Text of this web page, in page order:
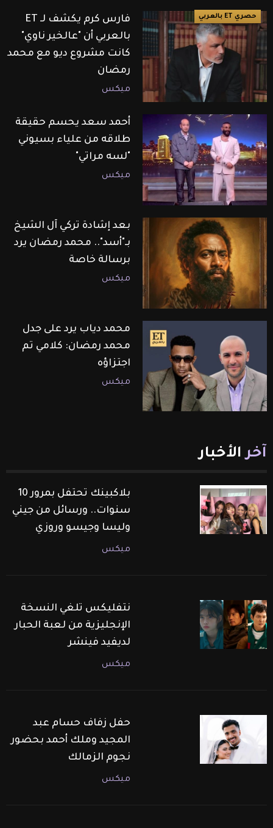
حصري ET بالعربي
فارس كرم يكشف لـ ET
بالعربي أن "عالخير ناوي"
كانت مشروع ديو مع محمد
رمضان
ميكس
أحمد سعد يحسم حقيقة
طلاقه من علياء بسيوني
"لسه مراتي"
ميكس
بعد إشادة تركي آل الشيخ
بـ"أسد".. محمد رمضان يرد
برسالة خاصة
ميكس
محمد دياب يرد على جدل
محمد رمضان: كلامي تم
اجتزاؤه
ميكس
آخر الأخبار
بلاكبينك تحتفل بمرور 10
سنوات.. ورسائل من جيني
وليسا وجيسو وروزي
ميكس
نتفليكس تلغي النسخة
الإنجليزية من لعبة الحبار
لديفيد فينشر
ميكس
حفل زفاف حسام عبد
المجيد وملك أحمد بحضور
نجوم الزمالك
ميكس